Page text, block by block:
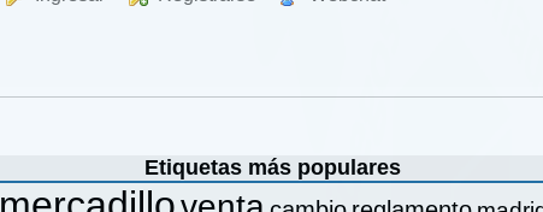
Etiquetas más populares